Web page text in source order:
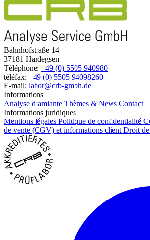
Bahnhofstraße 14
37181 Hardegsen
Téléphone: +49 (0) 5505 940980
téléfax: +49 (0) 5505 94098260
E-mail: labor@crb-gmbh.de
Informations
Analyse d’amiante Thèmes & News Contact
Informations juridiques
Mentions légales Politique de confidentialité
de vente (CGV) et informations client Droit de